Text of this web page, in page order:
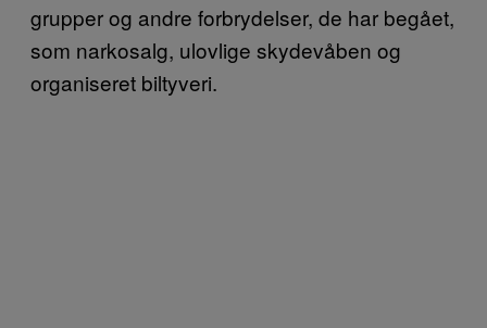
grupper og andre forbrydelser, de har begået,
som narkosalg, ulovlige skydevåben og
organiseret biltyveri.